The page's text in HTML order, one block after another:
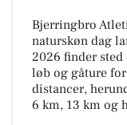
Bjerringbro
naturskøn dag
2026 finder sted
løb og gåture
distancer,
6 km, 13 km og